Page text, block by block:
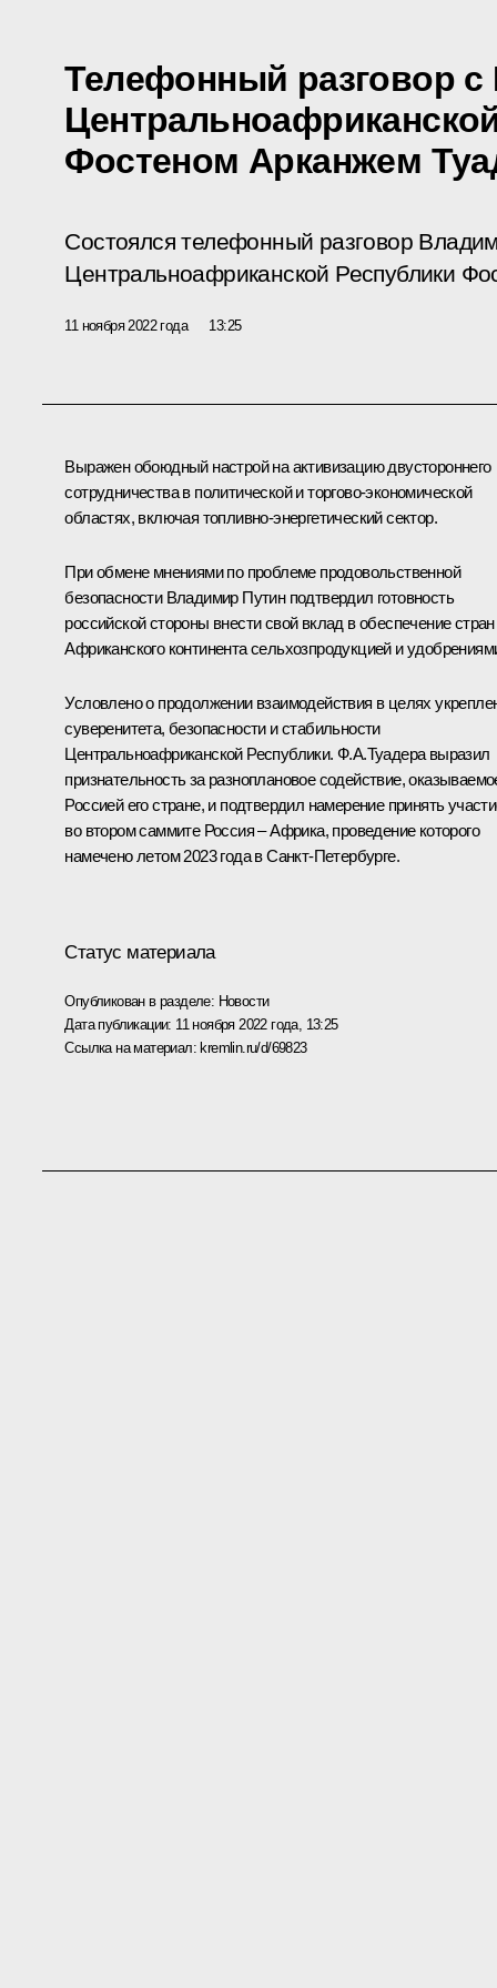
Телефонный разговор с
Фостеном Арканжем
Состоялся телефонный разговор
Центральноафриканской Республики
11 ноября 2022 года 13:25
Выражен обоюдный настрой на активизацию двустороннего
сотрудничества в политической и торгово-экономической
областях, включая топливно-энергетический сектор.
При обмене мнениями по проблеме продовольственной
безопасности Владимир Путин подтвердил готовность
российской стороны внести свой вклад в обеспечение стран
Африканского континента сельхозпродукцией и
Условлено о продолжении взаимодействия в целях
суверенитета, безопасности и стабильности
Центральноафриканской Республики. Ф.А.Туадера выразил
признательность за разноплановое содействие,
Россией его стране, и подтвердил намерение принять
во втором саммите Россия – Африка, проведение которого
намечено летом 2023 года в Санкт-Петербурге.
Статус материала
Опубликован в разделе: Новости
Дата публикации: 11 ноября 2022 года, 13:25
Ссылка на материал: kremlin.ru/d/69823